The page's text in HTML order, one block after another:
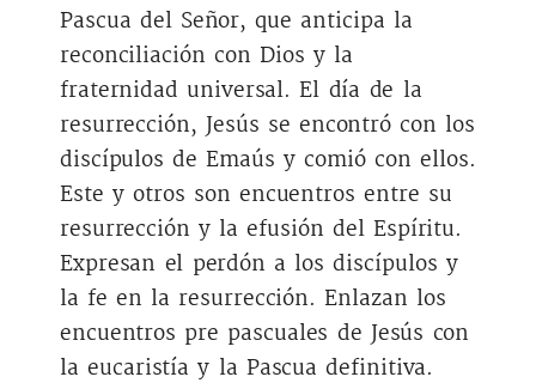
Pascua del Señor, que anticipa la
reconciliación con Dios y la
fraternidad universal. El día de la
resurrección, Jesús se encontró con los
discípulos de Emaús y comió con ellos.
Este y otros son encuentros entre su
resurrección y la efusión del Espíritu.
Expresan el perdón a los discípulos y
la fe en la resurrección. Enlazan los
encuentros pre pascuales de Jesús con
la eucaristía y la Pascua definitiva.